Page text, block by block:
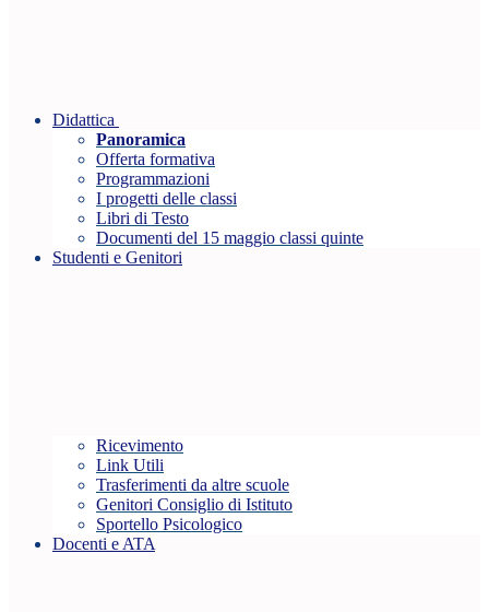
Didattica
Panoramica
Offerta formativa
Programmazioni
I progetti delle classi
Libri di Testo
Documenti del 15 maggio classi quinte
Studenti e Genitori
Ricevimento
Link Utili
Trasferimenti da altre scuole
Genitori Consiglio di Istituto
Sportello Psicologico
Docenti e ATA